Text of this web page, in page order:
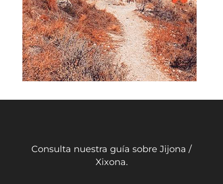
Consulta nuestra guía sobre Jijona /
Xixona.